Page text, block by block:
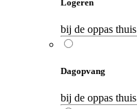
Logeren
bij de oppas thuis
Dagopvang
bij de oppas thuis